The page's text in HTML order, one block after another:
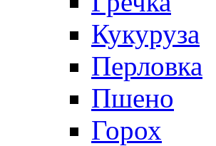
Кукуруза
Перловка
Пшено
Горох